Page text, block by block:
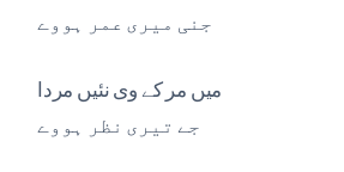
جنی میری عمر ہووے
میں مر کے وی نئیں مردا
جے تیری نظر ہووے